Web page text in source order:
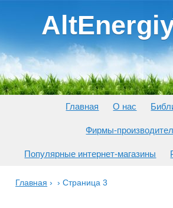
Главная О нас
Фирмы-
Популярные интернет-магазины
Главная › › Страница 3